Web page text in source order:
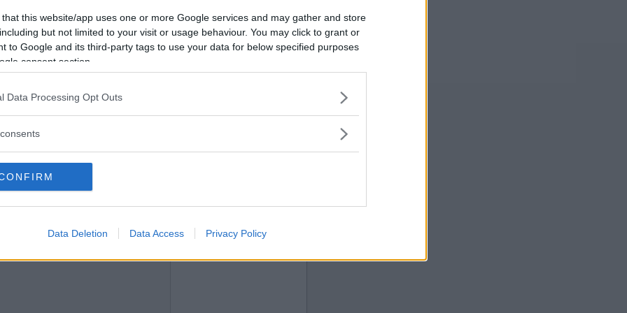
that this website/app uses one or more Google services and may gather and store
but not limited to your visit or usage behaviour. You may click to grant or
to Google and its third-party tags to use your data for below specified purposes
consent section.
Data Processing Opt Outs
Data Deletion Data Access Privacy Policy
dig en gammal höna ?
2017-04-29 09:18
fick dela på en ballong när de dansade
där gången när du sprang runt på stan iklädd
Vill du bli
medlem?